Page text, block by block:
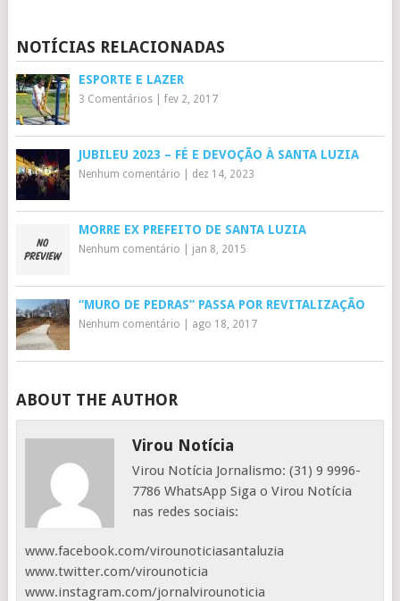
NOTÍCIAS RELACIONADAS
ESPORTE E LAZER
3 Comentários| fev 2, 2017
JUBILEU 2023 – FÉ E DEVOÇÃO À SANTA LUZIA
Nenhum comentário dez 14, 2023
MORRE EX PREFEITO DE SANTA LUZIA
Nenhum comentário jan 8, 2015
“MURO DE PEDRAS” PASSA POR REVITALIZAÇÃO
Nenhum comentário ago 18, 2017
ABOUT THE AUTHOR
Virou Notícia
Virou Notícia Jornalismo: (31) 9 9996-
7786 WhatsApp Siga o Virou Notícia
nas redes sociais:
www.facebook.com/virounoticiasantaluzia
www.twitter.com/virounoticia
www.instagram.com/jornalvirounoticia